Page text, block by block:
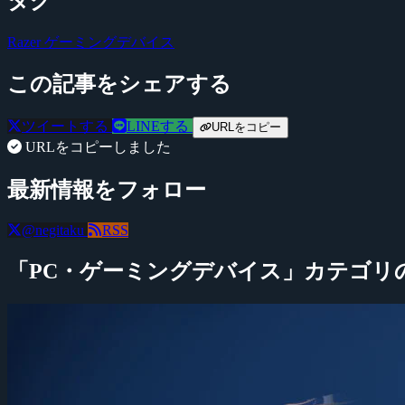
Razerゲーミングデバイス
この記事をシェアする
ツイートする LINEする URLをコピー
URLをコピーしました
最新情報をフォロー
@negitaku RSS
「PC・ゲーミングデバイス」カテゴリ